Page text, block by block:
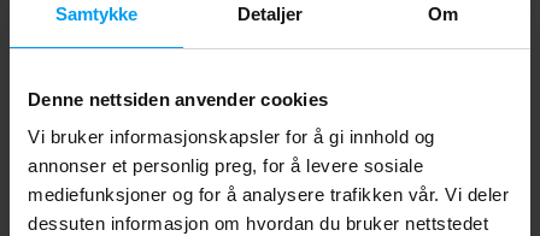
Samtykke Detaljer Om
Denne nettsiden anvender cookies
Vi bruker informasjonskapsler for å gi innhold og
annonser et personlig preg, for å levere sosiale
mediefunksjoner og for å analysere trafikken vår. Vi deler
dessuten informasjon om hvordan du bruker nettstedet